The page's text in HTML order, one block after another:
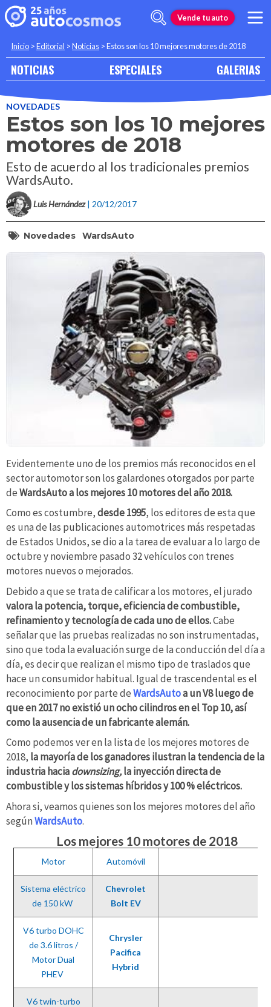
Vende tu auto
Inicio >Editorial >Noticias >Estos son los 10 mejores motores de 2018
NOTICIAS ESPECIALES GALERIAS
NOVEDADES
Estos son los 10 mejores
motores de 2018
Esto de acuerdo al los tradicionales premios
WardsAuto.
Luis Hernández | 20/12/2017
Novedades WardsAuto
Evidentemente uno de los premios más reconocidos en el
sector automotor son los galardones otorgados por parte
deWardsAuto a los mejores 10 motores del año 2018.
Como es costumbre,desde 1995, los editores de esta que
es una de las publicaciones automotrices más respetadas
de Estados Unidos, se dio a la tarea de evaluar a lo largo de
octubre y noviembre pasado 32 vehículos con trenes
motores nuevos o mejorados.
Debido a que se trata de calificar a los motores, el jurado
valora la potencia, torque, eficiencia de combustible,
refinamiento y tecnología de cada uno de ellos.Cabe
señalar que las pruebas realizadas no son instrumentadas,
sino que toda la evaluación surge de la conducción del día a
día, es decir que realizan el mismo tipo de traslados que
hace un consumidor habitual. Igual de trascendental es el
reconocimiento por parte deWardsAutoa un V8 luego de
que en 2017 no existió un ocho cilindros en el Top 10, así
como la ausencia de un fabricante alemán.
Como podemos ver en la lista de los mejores motores de
2018, la mayoría de los ganadores ilustran la tendencia de la
industria haciadownsizing,la inyección directa de
combustible y los sistemas híbridos y 100 % eléctricos.
Ahora si, veamos quienes son los mejores motores del año
segúnWardsAuto.
Los mejores 10 motores de 2018
Motor Automóvil
Sistema eléctrico
de 150 kW
Chevrolet
Bolt EV
V6 turbo DOHC
de 3.6 litros /
Motor Dual
PHEV
Chrysler
Pacifica
Hybrid
V6 twin-turbo